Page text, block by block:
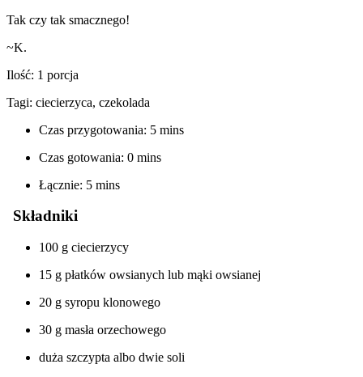
Tak czy tak smacznego!
~K.
Ilość: 1 porcja
Tagi: ciecierzyca, czekolada
Czas przygotowania: 5 mins
Czas gotowania: 0 mins
Łącznie: 5 mins
Składniki
100 g ciecierzycy
15 g płatków owsianych lub mąki owsianej
20 g syropu klonowego
30 g masła orzechowego
duża szczypta albo dwie soli